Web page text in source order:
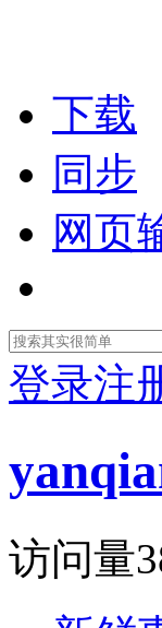
下载
同步
网页
登录注
访问量